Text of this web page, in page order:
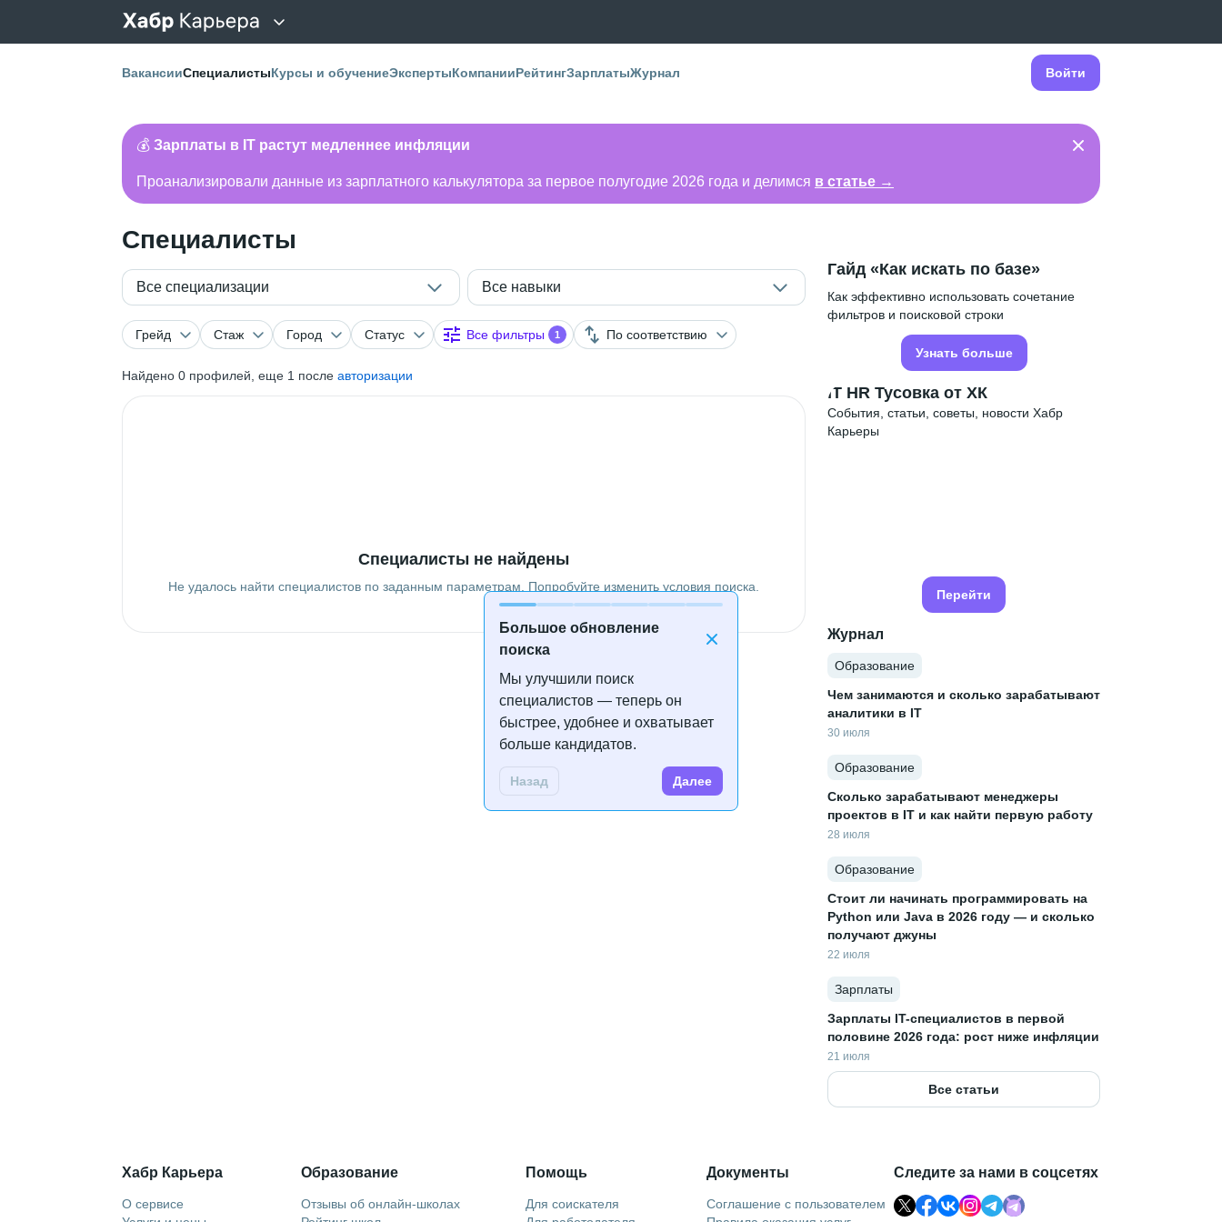
ВакансииСпециалистыКурсы и обучениеЭкспертыКомпанииРейтингЗарплатыЖурнал Войти
💰 Зарплаты в IT растут медленнее инфляции
Проанализировали данные из зарплатного калькулятора за первое полугодие 2026 года и делимся в статье →
Специалисты
Все специализации Все навыки
Грейд Стаж Город Статус Все фильтры 1 По соответствию
Найдено 0 профилей, еще 1 после авторизации
Большое обновление
поиска
Мы улучшили поиск
специалистов — теперь он
быстрее, удобнее и охватывает
больше кандидатов.
Назад Далее
Специалисты не найдены
Не удалось найти специалистов по заданным параметрам. Попробуйте изменить условия поиска.
Гайд «Как искать по базе»
Как эффективно использовать сочетание
фильтров и поисковой строки
Узнать больше
IT HR Тусовка от ХК
События, статьи, советы, новости Хабр
Карьеры
Перейти
Журнал
Образование
Чем занимаются и сколько зарабатывают
аналитики в IT
30 июля
Образование
Сколько зарабатывают менеджеры
проектов в IT и как найти первую работу
28 июля
Образование
Стоит ли начинать программировать на
Python или Java в 2026 году — и сколько
получают джуны
22 июля
Зарплаты
Зарплаты IT-специалистов в первой
половине 2026 года: рост ниже инфляции
21 июля
Все статьи
Хабр Карьера
О сервисе
Образование
Отзывы об онлайн-школах
Помощь
Для соискателя
Документы
Соглашение с пользователем
Следите за нами в соцсетях